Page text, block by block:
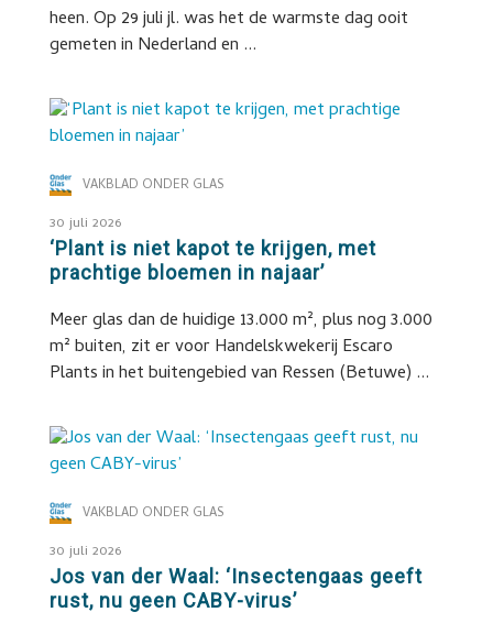
heen. Op 29 juli jl. was het de warmste dag ooit
gemeten in Nederland en ...
VAKBLAD ONDER GLAS
30 juli 2026
‘Plant is niet kapot te krijgen, met
prachtige bloemen in najaar’
Meer glas dan de huidige 13.000 m², plus nog 3.000
m² buiten, zit er voor Handelskwekerij Escaro
Plants in het buitengebied van Ressen (Betuwe) ...
VAKBLAD ONDER GLAS
30 juli 2026
Jos van der Waal: ‘Insectengaas geeft
rust, nu geen CABY-virus’